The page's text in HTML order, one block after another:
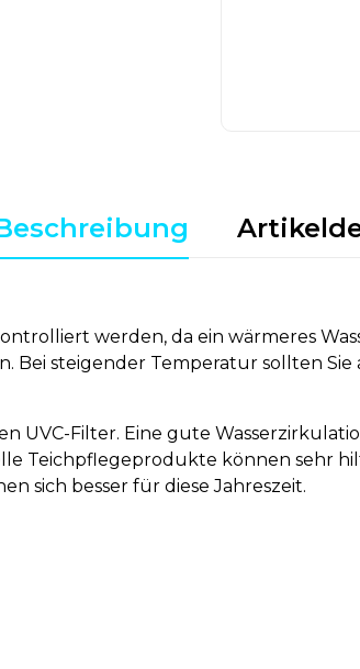
werden, da ein wärmeres
Bei steigender Temperatur sollten
UVC-Filter. Eine gute
Teichpflegeprodukte können sehr
sich besser für diese Jahreszeit.